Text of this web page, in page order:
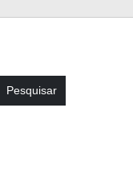
Pesquisar